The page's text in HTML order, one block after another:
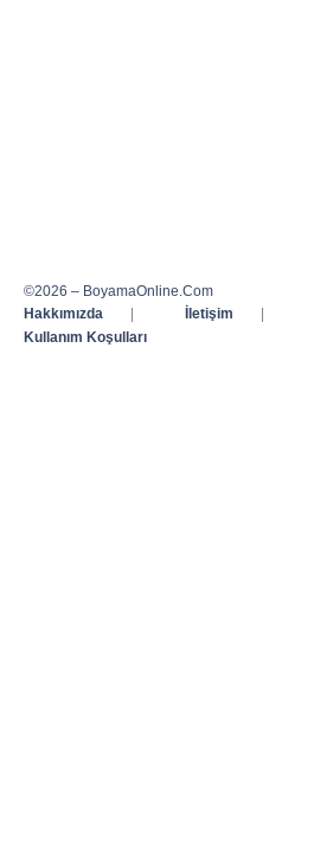
©2026 – BoyamaOnline.Com
Hakkımızda
| İletişim |
Kullanım Koşulları